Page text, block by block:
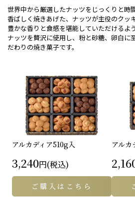
世界中から厳選したナッツをじっくりと時
香ばしく焼きあげた、ナッツが主役のクッキ
豊かな香りと食感を堪能していただけるよ
ナッツを贅沢に使用し、粉と砂糖、卵白に
だわりの焼き菓子です。
アルカディア510g入
3,240円(税込)
ご購入はこちら
アルカ